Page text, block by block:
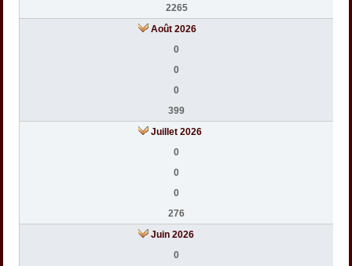
2265
Août 2026
0
0
0
399
Juillet 2026
0
0
0
276
Juin 2026
0